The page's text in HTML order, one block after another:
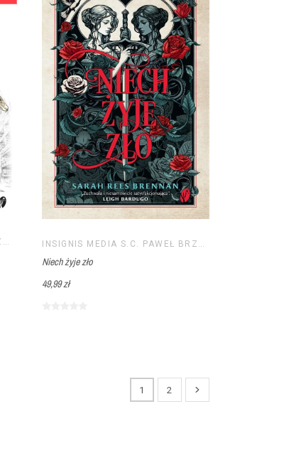
Niech żyje zło
49,99 zł
1 2